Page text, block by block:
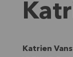
Katrien